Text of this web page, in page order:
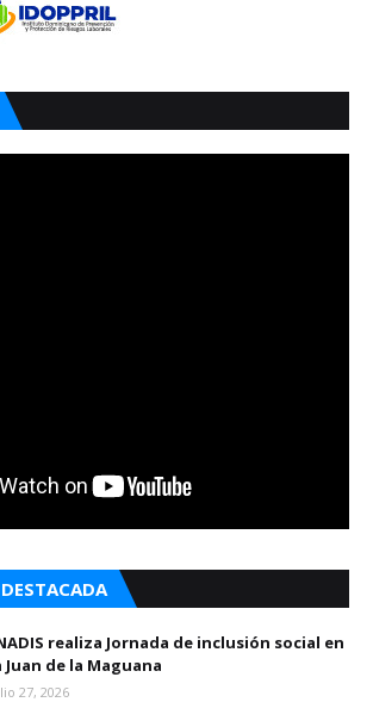
realiza Jornada de inclusión social en
Juan de la Maguana
27, 2026